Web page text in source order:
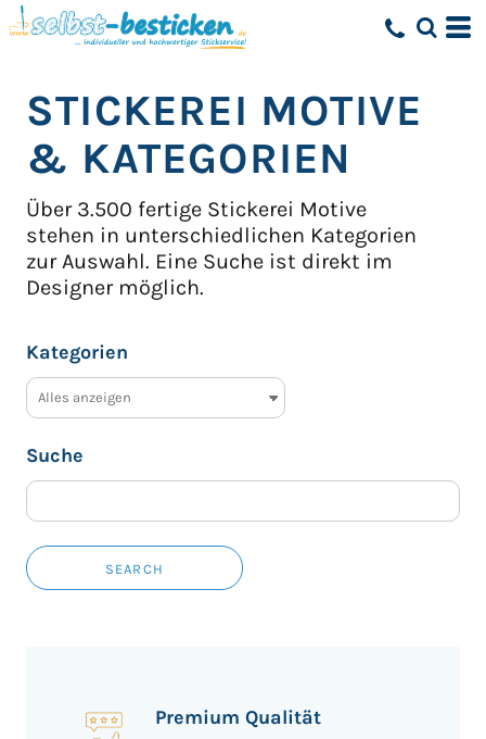
STICKEREI MOTIVE
& KATEGORIEN
Über 3.500 fertige Stickerei Motive
stehen in unterschiedlichen Kategorien
zur Auswahl. Eine Suche ist direkt im
Designer möglich.
Kategorien
Suche
SEARCH
Premium Qualität